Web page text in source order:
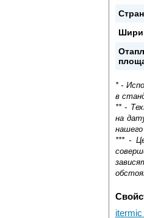
* -
в
** -
на
*** -